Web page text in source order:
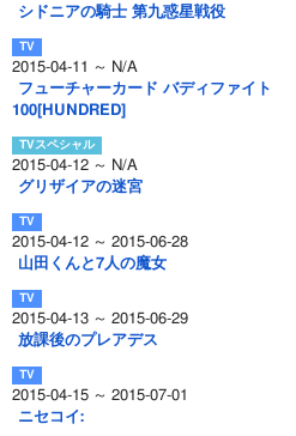
シドニアの騎士 第九惑星戦役
2015-04-11 ～ N/A
フューチャーカード バディファイト
100[HUNDRED]
2015-04-12 ～ N/A
グリザイアの迷宮
2015-04-12 ～ 2015-06-28
山田くんと7人の魔女
2015-04-13 ～ 2015-06-29
放課後のプレアデス
2015-04-15 ～ 2015-07-01
ニセコイ: